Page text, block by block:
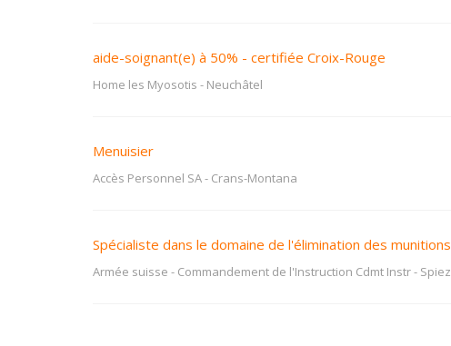
aide-soignant(e) à 50% - certifiée Croix-Rouge
Home les Myosotis - Neuchâtel
Menuisier
Accès Personnel SA- Crans-Montana
Spécialiste dans le domaine de l'élimination des munitions
Armée suisse - Commandement de l'Instruction Cdmt Instr- Spiez